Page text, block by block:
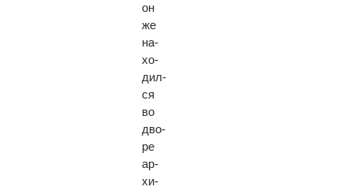
он
же
на­
хо­
дил­
ся
во
дво­
ре
ар­
хи­